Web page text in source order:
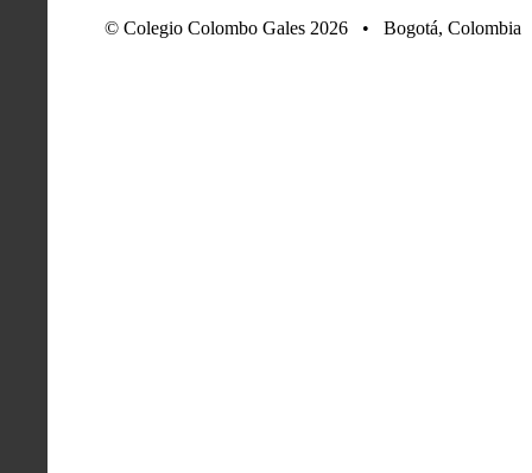
© Colegio Colombo Gales 2026 • Bogotá, Colombia